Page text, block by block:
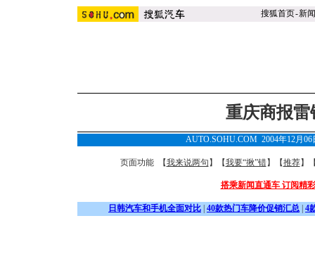
搜狐首页-新闻
重庆商报雷
AUTO.SOHU.COM 2004年12月
页面功能 【我来说两句 】【我要“揪”错】【推荐】
搭乘新闻直通车 订阅精
日韩汽车和手机全面对比 40款热门车降价促销汇总 4